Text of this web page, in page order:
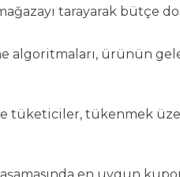
tarayarak bütçe
algoritmaları, ürünün
tüketiciler, tükenmek